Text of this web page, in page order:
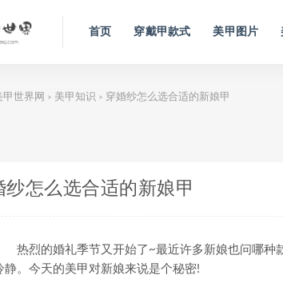
首页 穿戴甲款式 美甲图片
甲世界网 > 美甲知识 > 穿婚纱怎么选合适的新娘甲
纱怎么选合适的新娘甲
烈的婚礼季节又开始了~最近许多新娘也问哪种
静。今天的美甲对新娘来说是个秘密!